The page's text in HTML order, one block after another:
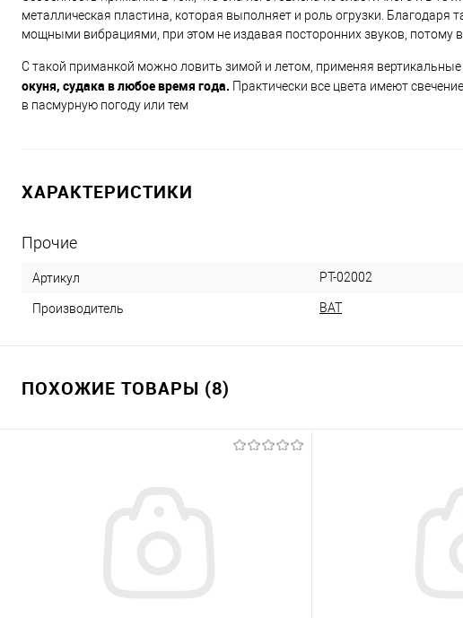
металлическая пластина, которая выполняет и роль огрузки. Благодаря
мощными вибрациями, при этом не издавая посторонних звуков, потому
С такой приманкой можно ловить зимой и летом, применяя
окуня, судака в любое время года. Практически все цвета имеют
в пасмурную погоду или тем
ХАРАКТЕРИСТИКИ
Прочие
Артикул PT-02002
Производитель BAT
ПОХОЖИЕ ТОВАРЫ (8)